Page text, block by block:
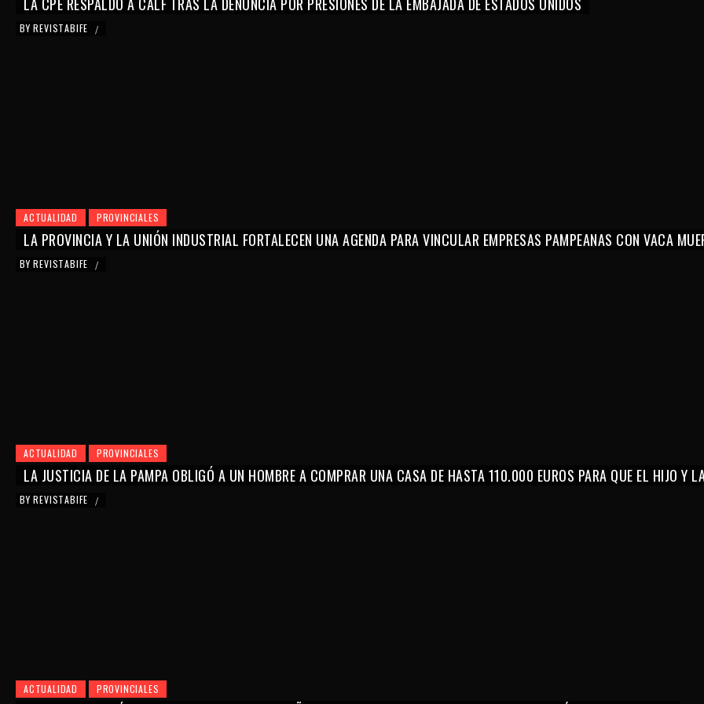
BY REVISTABIFE /
ACTUALIDAD PROVINCIALES
LA PROVINCIA Y LA UNIÓN INDUSTRIAL FORTALECEN UNA AGENDA PARA VINCULAR EMPRESAS PAMPEANAS CON VACA
BY REVISTABIFE /
ACTUALIDAD PROVINCIALES
LA JUSTICIA DE LA PAMPA OBLIGÓ A UN HOMBRE A COMPRAR UNA CASA DE HASTA 110.000 EUROS PARA QUE EL HIJO Y
BY REVISTABIFE /
ACTUALIDAD PROVINCIALES